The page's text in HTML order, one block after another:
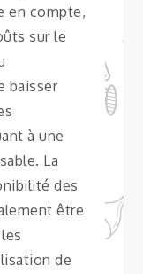
en compte,
sur le
baisser
à une
La
des
être
de